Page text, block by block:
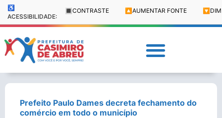
♿
ACESSIBILIDADE:
🔳 CONTRASTE 🔼 AUMENTAR FONTE 🔽
Prefeito Paulo Dames decreta fechamento do
comércio em todo o município